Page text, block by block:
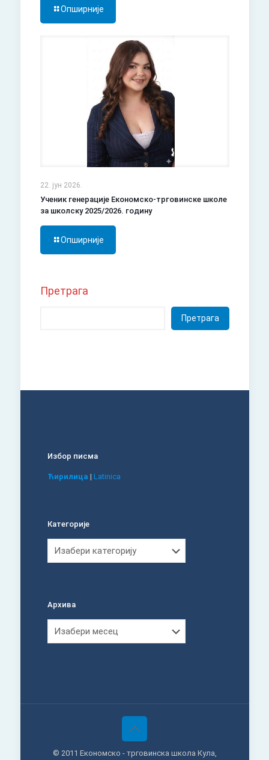
Опширније
22. јун 2026.
Ученик генерације Економско-трговинске школе
за школску 2025/2026. годину
Опширније
Претрага
Претрага
Избор писма
Ћирилица | Latinica
Категорије
Архива
© 2011 Економско - трговинска школа Кула,